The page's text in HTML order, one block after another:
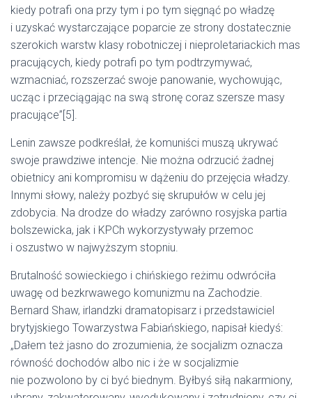
kiedy potrafi ona przy tym i po tym sięgnąć po władzę
i uzyskać wystarczające poparcie ze strony dostatecznie
szerokich warstw klasy robotniczej i nieproletariackich mas
pracujących, kiedy potrafi po tym podtrzymywać,
wzmacniać, rozszerzać swoje panowanie, wychowując,
ucząc i przeciągając na swą stronę coraz szersze masy
pracujące”[5].
Lenin zawsze podkreślał, że komuniści muszą ukrywać
swoje prawdziwe intencje. Nie można odrzucić żadnej
obietnicy ani kompromisu w dążeniu do przejęcia władzy.
Innymi słowy, należy pozbyć się skrupułów w celu jej
zdobycia. Na drodze do władzy zarówno rosyjska partia
bolszewicka, jak i KPCh wykorzystywały przemoc
i oszustwo w najwyższym stopniu.
Brutalność sowieckiego i chińskiego reżimu odwróciła
uwagę od bezkrwawego komunizmu na Zachodzie.
Bernard Shaw, irlandzki dramatopisarz i przedstawiciel
brytyjskiego Towarzystwa Fabiańskiego, napisał kiedyś:
„Dałem też jasno do zrozumienia, że socjalizm oznacza
równość dochodów albo nic i że w socjalizmie
nie pozwolono by ci być biednym. Byłbyś siłą nakarmiony,